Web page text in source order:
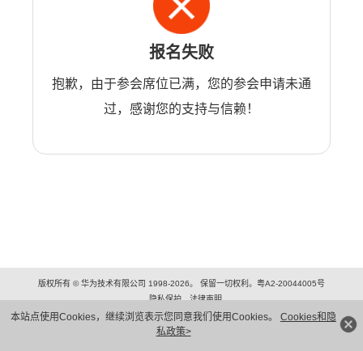
本站点使用Cookies，继续浏览表示您同意我们使用Cookies。 Cookies和隐
私政策>
报名失败
抱歉，由于参会席位已满，您的参会申请未通
过，感谢您的支持与信赖！
版权所有 © 华为技术有限公司 1998-2026。 保留一切权利。粤A2-20044005号
隐私保护
法律声明